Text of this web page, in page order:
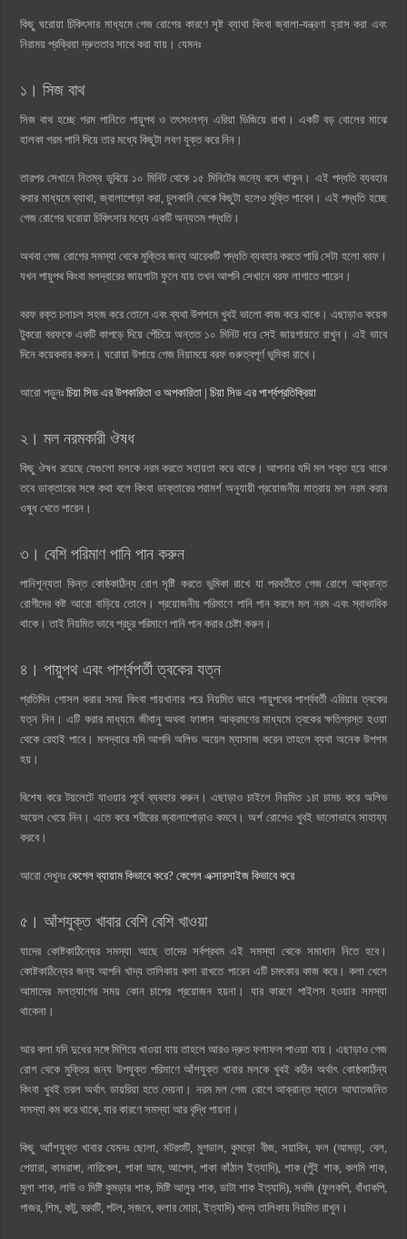
কিছু ঘরোয়া চিকিৎসার মাধ্যমে গেজ রোগের কারণে সৃষ্ট ব্যাথা কিংবা জ্বালা-যন্ত্রণা হ্রাস করা এবং
নিরাময় প্রক্রিয়া দ্রুততার সাথে করা যায়। যেমনঃ
১। সিজ বাথ
সিজ বাথ হচ্ছে গরম পানিতে পায়ুপথ ও তৎসংলগ্ন এরিয়া ভিজিয়ে রাখা। একটি বড় বোলের মাঝে
হালকা গরম পানি দিয়ে তার মধ্যে কিছুটা লবণ যুক্ত করে নিন।
তারপর সেখানে নিতম্ব ডুবিয়ে ১০ মিনিট থেকে ১৫ মিনিটের জন্যে বসে থাকুন। এই পদ্ধতি ব্যবহার
করার মাধ্যমে ব্যাথা, জ্বালাপোড়া করা, চুলকানি থেকে কিছুটা হলেও মুক্তি পাবেন। এই পদ্ধতি হচ্ছে
গেজ রোগের ঘরোয়া চিকিৎসার মধ্যে একটি অন্যতম পদ্ধতি।
অথবা গেজ রোগের সমস্যা থেকে মুক্তির জন্য আরেকটি পদ্ধতি ব্যবহার করতে পারি সেটা হলো বরফ।
যখন পায়ুপথ কিংবা মলদ্বারের জায়গাটা ফুলে যায় তখন আপনি সেখানে বরফ লাগাতে পারেন।
বরফ রক্ত চলাচল সহজ করে তোলে এবং ব্যথা উপশমে খুবই ভালো কাজ করে থাকে। এছাড়াও কয়েক
টুকরো বরফকে একটি কাপড়ে দিয়ে পেঁচিয়ে অন্তত ১০ মিনিট ধরে সেই জায়গায়তে রাখুন। এই ভাবে
দিনে কয়েকবার করুন। ঘরোয়া উপায়ে গেজ নিয়াময়ে বরফ গুরুত্বপূর্ণ ভুমিকা রাখে।
আরো পড়ুনঃচিয়া সিড এর উপকারিতা ও অপকারিতা | চিয়া সিড এর পার্শ্বপ্রতিক্রিয়া
২। মল নরমকারী ঔষধ
কিছু ঔষধ রয়েছে যেগুলো মলকে নরম করতে সহায়তা করে থাকে। আপনার যদি মল শক্ত হয়ে থাকে
তবে ডাক্তারের সঙ্গে কথা বলে কিংবা ডাক্তারের পরামর্শ অনুযায়ী প্রয়োজনীয় মাত্রায় মল নরম করার
ওষুধ খেতে পারেন।
৩। বেশি পরিমাণ পানি পান করুন
পানিশূন্যতা কিন্ত কোষ্ঠকাঠিন্য রোগ সৃষ্টি করতে ভুমিকা রাখে যা পরবর্তীতে গেজ রোগে আক্রান্ত
রোগীদের কষ্ট আরো বাড়িয়ে তোলে। প্রয়োজনীয় পরিমাণে পানি পান করলে মল নরম এবং স্বাভাবিক
থাকে। তাই নিয়মিত ভাবে প্রচুর পরিমাণে পানি পান করার চেষ্টা করুন।
৪। পায়ুপথ এবং পার্শ্বপর্তী ত্বকের যত্ন
প্রতিদিন গোসল করার সময় কিংবা পায়খানার পরে নিয়মিত ভাবে পায়ুপথের পার্শ্ববর্তী এরিয়ার ত্বকের
যত্ন নিন। এটি করার মাধ্যমে জীবানু অথবা ফাঙ্গাস আক্রমণের মাধ্যমে ত্বকের ক্ষতিগ্রস্ত হওয়া
থেকে রেহাই পাবে। মলদ্বারে যদি আপনি অলিভ অয়েল ম্যাসাজ করেন তাহলে ব্যথা অনেক উপশম
হয়।
বিশেষ করে টয়লেটে যাওয়ার পূর্বে ব্যবহার করুন। এছাড়াও চাইলে নিয়মিত ১চা চামচ করে অলিভ
অয়েল খেয়ে নিন। এতে করে শরীরের জ্বালাপোড়াও কমবে। অর্শ রোগেও খুবই ভালোভাবে সাহায্য
করবে।
আরো দেখুনঃকেগেল ব্যায়াম কিভাবে করে? কেগেল এক্সারসাইজ কিভাবে করে
৫। আঁশযুক্ত খাবার বেশি বেশি খাওয়া
যাদের কোষ্টকাঠিন্যের সমস্যা আছে তাদের সর্বপ্রথম এই সমস্যা থেকে সমাধান নিতে হবে।
কোষ্টকাঠিন্যের জন্য আপনি খাদ্য তালিকায় কলা রাখতে পারেন এটি চমৎকার কাজ করে। কলা খেলে
আমাদের মলত্যাগের সময় কোন চাপের প্রয়োজন হয়না। যার কারণে পাইলস হওয়ার সমস্যা
থাকেনা।
আর কলা যদি দুধের সঙ্গে মিশিয়ে খাওয়া যায় তাহলে আরও দ্রুত ফলাফল পাওয়া যায়। এছাড়াও গেজ
রোগ থেকে মুক্তির জন্য উপযুক্ত পরিমাণে আঁশযুক্ত খাবার মলকে খুবই কঠিন অর্থাৎ কোষ্ঠকাঠিন্য
কিংবা খুবই তরল অর্থাৎ ডায়রিয়া হতে দেয়না। নরম মল গেজ রোগে আক্রান্ত স্থানে আঘাতজনিত
সমস্যা কম করে থাকে, যার কারণে সমস্যা আর বৃদ্ধি পায়না।
কিছু আাঁশযুক্ত খাবার যেমনঃ ছোলা, মটরশুটি, মুগডাল, কুমড়ো বীজ, সয়াবিন, ফল (আমড়া, বেল,
পেয়ারা, কামরাঙ্গা, নারিকেল, পাকা আম, আপেল, পাকা কাঁঠাল ইত্যাদি), শাক (পুঁই শাক, কলমি শাক,
মুলা শাক, লাউ ও মিষ্টি কুমড়ার শাক, মিষ্টি আলুর শাক, ডাটা শাক ইত্যাদি), সবজি (ফুলকপি, বাঁধাকপি,
গাজর, শিম, কটু, বরবটি, পটল, সজনে, কলার মোচা, ইত্যাদি) খাদ্য তালিকায় নিয়মিত রাখুন।